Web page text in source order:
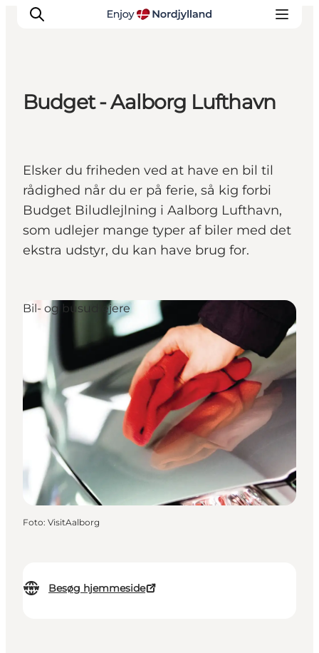
Byer og steder
Guides
Det sker
For børn
Budget - Aalborg Lufthavn
Elsker du friheden ved at have en bil til
rådighed når du er på ferie, så kig forbi
Budget Biludlejlning i Aalborg Lufthavn,
som udlejer mange typer af biler med det
ekstra udstyr, du kan have brug for.
Besøg hjemmeside
Bil- og busudlejere
Foto: VisitAalborg